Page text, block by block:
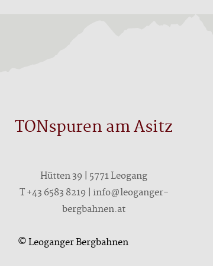
TONspuren am Asitz
Hütten 39 | 5771 Leogang
T +43 6583 8219 | info@leoganger-
bergbahnen.at
© Leoganger Bergbahnen